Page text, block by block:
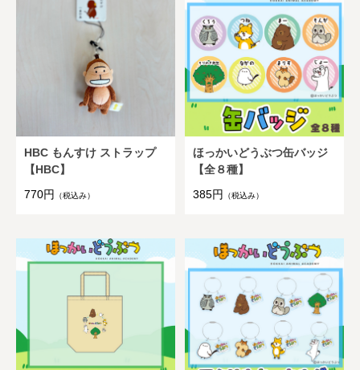
HBC もんすけ ストラップ
【HBC】
770円
（税込み）
ほっかいどうぶつ缶バッジ
【全８種】
385円
（税込み）